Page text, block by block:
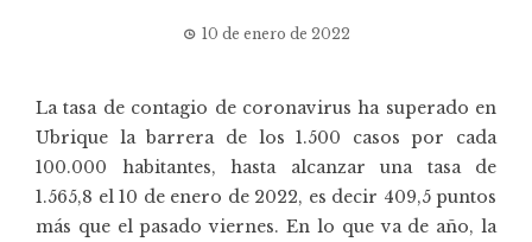
10 de enero de 2022
La tasa de contagio de coronavirus ha superado en
Ubrique la barrera de los 1.500 casos por cada
100.000 habitantes, hasta alcanzar una tasa de
1.565,8 el 10 de enero de 2022, es decir 409,5 puntos
más que el pasado viernes. En lo que va de año, la